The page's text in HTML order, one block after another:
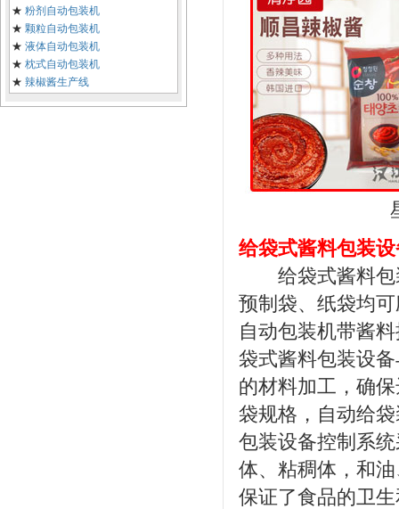
★ 粉剂自动包装机
★ 颗粒自动包装机
★ 液体自动包装机
★ 枕式自动包装机
★ 辣椒酱生产线
给袋式酱料包装
给袋式酱料包
预制袋、纸袋均
自动包装机带酱
袋式酱料包装设
的材料加工，确
袋规格，自动给
包装设备控制系
体、粘稠体，和
保证了食品的卫